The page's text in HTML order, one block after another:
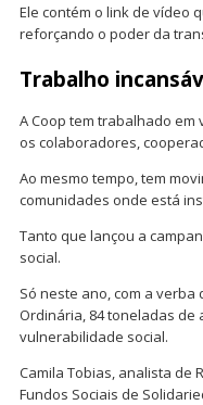
Ele contém o link de vídeo
reforçando o poder da
Trabalho
A Coop tem trabalhado
os colaboradores,
Ao mesmo tempo, tem
comunidades onde está
Tanto que lançou a
social.
Só neste ano, com a
Ordinária, 84 toneladas
vulnerabilidade social.
Camila Tobias, analista de
Fundos Sociais de